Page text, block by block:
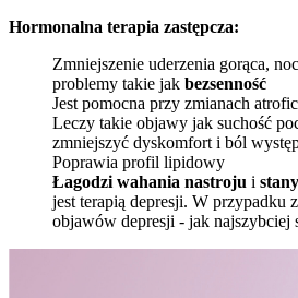
Hormonalna terapia zastępcza:
Zmniejszenie uderzenia gorąca,
problemy takie jak bezsenność
Jest pomocna przy zmianach
Leczy takie objawy jak suchość
zmniejszyć dyskomfort i ból
Poprawia profil lipidowy
Łagodzi wahania nastroju i
jest terapią depresji. W przypadku
objawów depresji ‑ jak najszybciej